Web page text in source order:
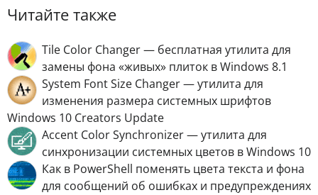
Читайте также
Tile Color Changer — бесплатная утилита для
замены фона «живых» плиток в Windows 8.1
System Font Size Changer — утилита для
изменения размера системных шрифтов
Windows 10 Crеаtors Uрdаte
Accent Color Synchronizer — утилита для
синхронизации системных цветов в Windows 10
Как в PowerShell поменять цвета текста и фона
для сообщений об ошибках и предупреждениях